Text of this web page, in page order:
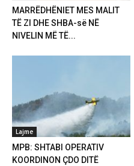
MARRËDHËNIET MES MALIT
TË ZI DHE SHBA-së NË
NIVELIN MË TË...
Lajme
MPB: SHTABI OPERATIV
KOORDINON ÇDO DITË